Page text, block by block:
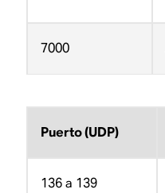
7000
Puerto (UDP)
136 a 139